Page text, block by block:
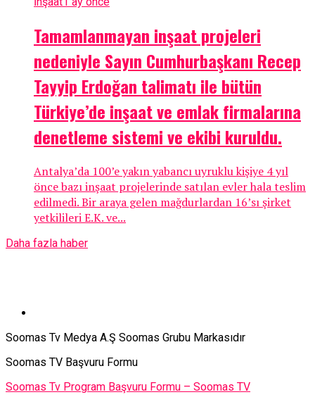
Tamamlanmayan inşaat projeleri
nedeniyle Sayın Cumhurbaşkanı Recep
Tayyip Erdoğan talimatı ile bütün
Türkiye’de inşaat ve emlak firmalarına
denetleme sistemi ve ekibi kuruldu.
Antalya’da 100’e yakın yabancı uyruklu kişiye 4 yıl
önce bazı inşaat projelerinde satılan evler hala teslim
edilmedi. Bir araya gelen mağdurlardan 16’sı şirket
yetkilileri E.K. ve...
Daha fazla haber
Soomas Tv Medya A.Ş Soomas Grubu Markasıdır
Soomas TV Başvuru Formu
Soomas Tv Program Başvuru Formu – Soomas TV